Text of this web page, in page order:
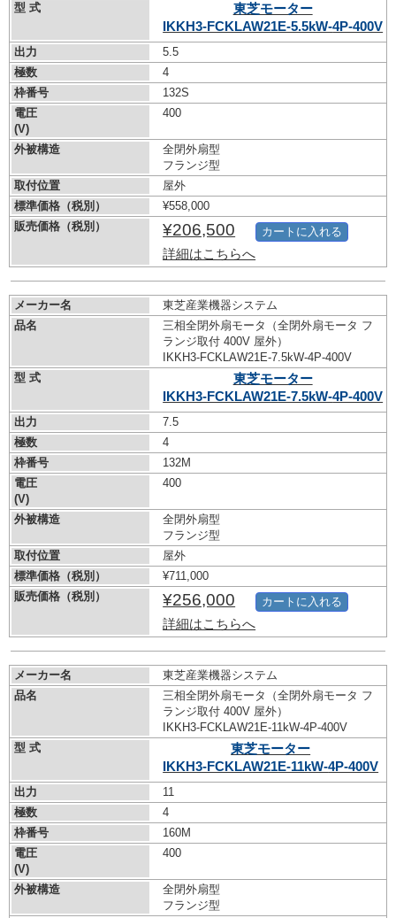
型 式
東芝モーター
IKKH3-FCKLAW21E-5.5kW-4P-400V
出力
5.5
極数
4
枠番号
132S
電圧
(V)
400
外被構造
全閉外扇型
フランジ型
取付位置
屋外
標準価格（税別）
¥558,000
販売価格（税別）
¥206,500
詳細はこちらへ
カートに入れる
メーカー名
東芝産業機器システム
品名
三相全閉外扇モータ（全閉外扇モータ フ
ランジ取付 400V 屋外）
IKKH3-FCKLAW21E-7.5kW-4P-400V
型 式
東芝モーター
IKKH3-FCKLAW21E-7.5kW-4P-400V
出力
7.5
極数
4
枠番号
132M
電圧
(V)
400
外被構造
全閉外扇型
フランジ型
取付位置
屋外
標準価格（税別）
¥711,000
販売価格（税別）
¥256,000
詳細はこちらへ
カートに入れる
メーカー名
東芝産業機器システム
品名
三相全閉外扇モータ（全閉外扇モータ フ
ランジ取付 400V 屋外）
IKKH3-FCKLAW21E-11kW-4P-400V
型 式
東芝モーター
IKKH3-FCKLAW21E-11kW-4P-400V
出力
11
極数
4
枠番号
160M
電圧
(V)
400
外被構造
全閉外扇型
フランジ型